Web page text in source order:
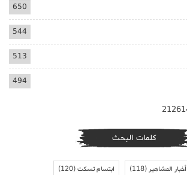
650
544
513
494
كلمات البحث
أخبار المشاهير(118) ابتسام تسكت(120)